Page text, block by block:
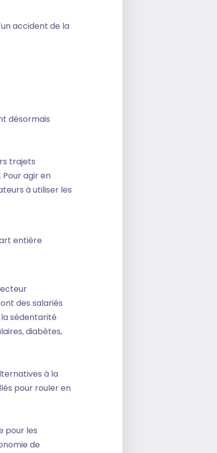
accident de la
désormais
trajets
agir en
à utiliser les
entière
des salariés
la sédentarité
diabètes,
à la
pour rouler en
pour les
de